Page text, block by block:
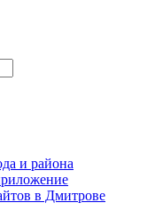
и района
в Дмитрове